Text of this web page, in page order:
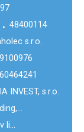
• 48400114
s.r.o.
60464241
INVEST, s.r.o.
li…